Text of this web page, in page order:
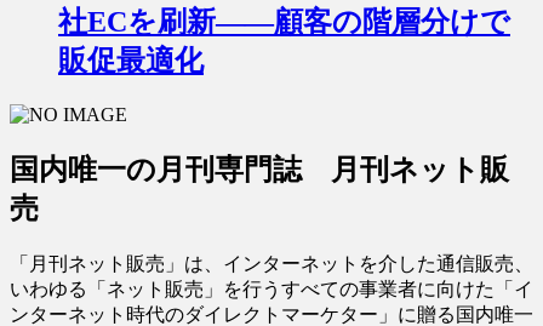
社ECを刷新――顧客の階層分けで
販促最適化
国内唯一の月刊専門誌 月刊ネット販
売
「月刊ネット販売」は、インターネットを介した通信販売、
いわゆる「ネット販売」を行うすべての事業者に向けた「イ
ンターネット時代のダイレクトマーケター」に贈る国内唯一